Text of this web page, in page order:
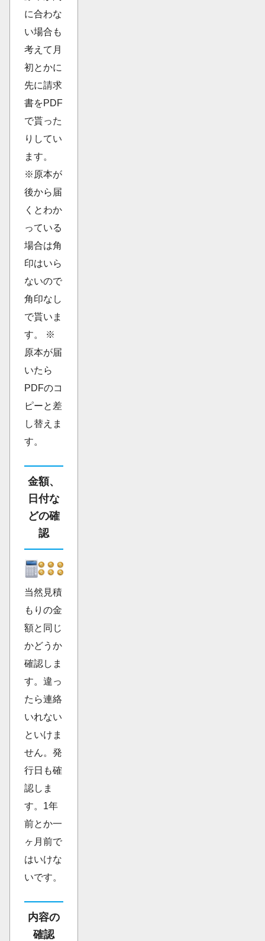
に合わな
い場合も
考えて月
初とかに
先に請求
書をPDF
で貰った
りしてい
ます。
※原本が
後から届
くとわか
っている
場合は角
印はいら
ないので
角印なし
で貰いま
す。 ※
原本が届
いたら
PDFのコ
ピーと差
し替えま
す。
金額、
日付な
どの確
認
当然見積
もりの金
額と同じ
かどうか
確認しま
す。違っ
たら連絡
いれない
といけま
せん。発
行日も確
認しま
す。1年
前とか一
ヶ月前で
はいけな
いです。
内容の
確認